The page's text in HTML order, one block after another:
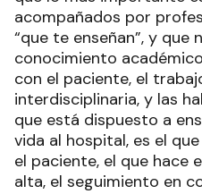
acompañados por
“que te enseñan”, y que
conocimiento
con el paciente, el
interdisciplinaria, y las
que está dispuesto a
vida al hospital, es el
el paciente, el que hace
alta, el seguimiento en